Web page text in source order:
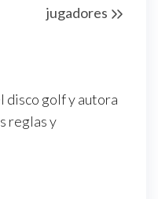
jugadores
disco golf y autora
reglas y